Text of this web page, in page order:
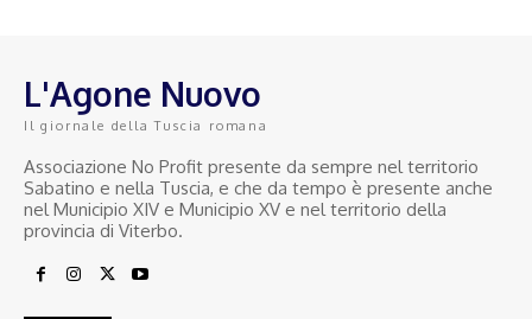
L'Agone Nuovo
Il giornale della Tuscia romana
Associazione No Profit presente da sempre nel territorio
Sabatino e nella Tuscia, e che da tempo è presente anche
nel Municipio XIV e Municipio XV e nel territorio della
provincia di Viterbo.